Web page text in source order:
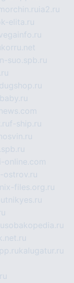
ia2.ru
elita.ru
korru.net
suo.spb.ru
dugshop.ru
f-ship.ru
online.com
ostrov.ru
nix-files.org.ru
sobakopedia.ru
kalugatur.ru